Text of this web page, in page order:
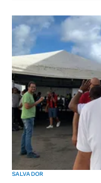
SALVADOR